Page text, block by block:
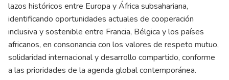
lazos históricos entre Europa y África subsahariana,
identificando oportunidades actuales de cooperación
inclusiva y sostenible entre Francia, Bélgica y los países
africanos, en consonancia con los valores de respeto mutuo,
solidaridad internacional y desarrollo compartido, conforme
a las prioridades de la agenda global contemporánea.